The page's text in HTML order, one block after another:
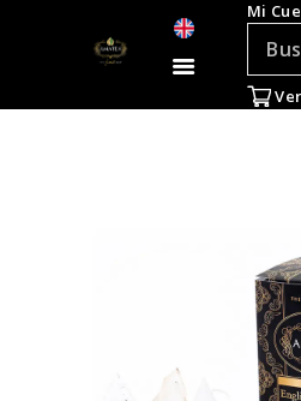
Mi
TÉ E
ACCESORIOS
REGALOS